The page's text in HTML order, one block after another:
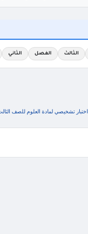
الثالث الفصل الثاني
اختبار تشخيصي لمادة العلوم للصف الثالث